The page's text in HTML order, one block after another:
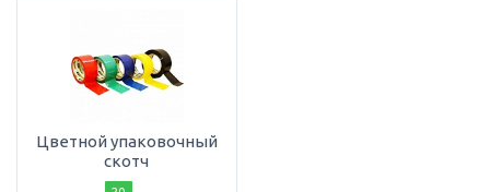
Цветной упаковочный
скотч